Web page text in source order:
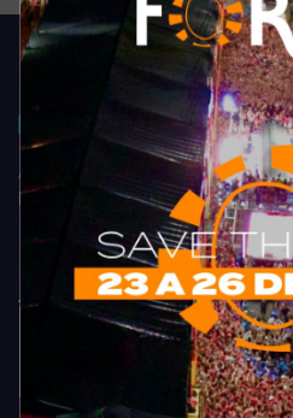
Acompanhe todas as novidades
Fortaleza. Dicas, promoções,